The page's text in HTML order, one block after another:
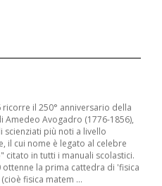
ricorre il 250° anniversario della
Amedeo Avogadro (1776-1856),
scienziati più noti a livello
il cui nome è legato al celebre
citato in tutti i manuali scolastici.
ottenne la prima cattedra di 'fisica
fisica matem ...